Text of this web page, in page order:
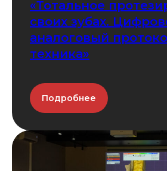
«Тотальное
своих зубах.
аналоговый
техника»
Подробнее